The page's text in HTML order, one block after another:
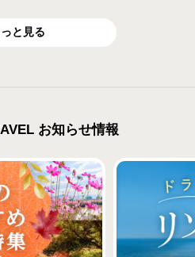
と見る
お知らせ情報